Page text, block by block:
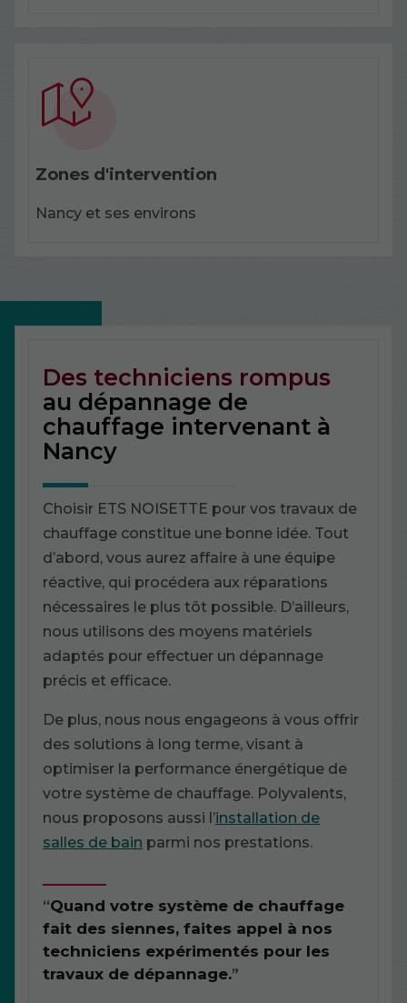
Zones d'intervention
Nancy et ses environs
Des techniciens rompus
au dépannage de
chauffage intervenant à
Nancy
Choisir ETS NOISETTE pour vos travaux de
chauffage constitue une bonne idée. Tout
d’abord, vous aurez affaire à une équipe
réactive, qui procédera aux réparations
nécessaires le plus tôt possible. D’ailleurs,
nous utilisons des moyens matériels
adaptés pour effectuer un dépannage
précis et efficace.
De plus, nous nous engageons à vous offrir
des solutions à long terme, visant à
optimiser la performance énergétique de
votre système de chauffage. Polyvalents,
nous proposons aussi l’installation de
salles de bain parmi nos prestations.
Quand votre système de chauffage
fait des siennes, faites appel à nos
techniciens expérimentés pour les
travaux de dépannage.